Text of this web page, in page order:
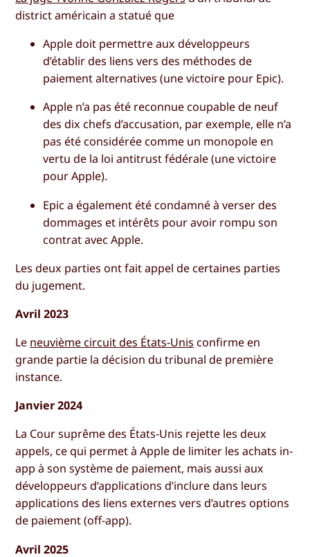
district américain a statué que
Apple doit permettre aux développeurs
d’établir des liens vers des méthodes de
paiement alternatives (une victoire pour Epic).
Apple n’a pas été reconnue coupable de neuf
des dix chefs d’accusation, par exemple, elle n’a
pas été considérée comme un monopole en
vertu de la loi antitrust fédérale (une victoire
pour Apple).
Epic a également été condamné à verser des
dommages et intérêts pour avoir rompu son
contrat avec Apple.
Les deux parties ont fait appel de certaines parties
du jugement.
Avril 2023
Le neuvième circuit des États-Unis confirme en
grande partie la décision du tribunal de première
instance.
Janvier 2024
La Cour suprême des États-Unis rejette les deux
appels, ce qui permet à Apple de limiter les achats in-
app à son système de paiement, mais aussi aux
développeurs d’applications d’inclure dans leurs
applications des liens externes vers d’autres options
de paiement (off-app).
Avril 2025